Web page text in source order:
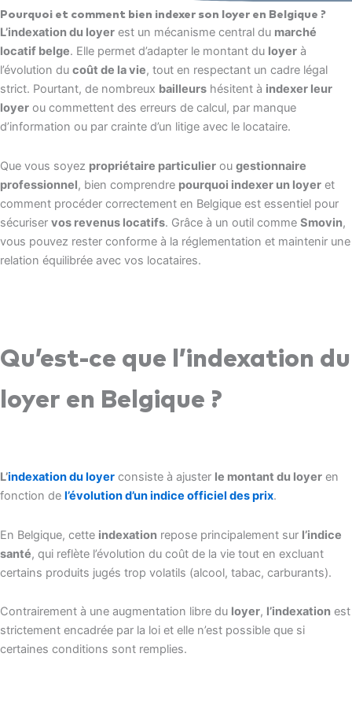
Pourquoi et comment bien indexer son loyer en Belgique ?
L’indexation du loyer est un mécanisme central du marché
locatif belge. Elle permet d’adapter le montant du loyer à
l’évolution du coût de la vie, tout en respectant un cadre légal
strict. Pourtant, de nombreux bailleurs hésitent à indexer leur
loyer ou commettent des erreurs de calcul, par manque
d’information ou par crainte d’un litige avec le locataire.
Que vous soyez propriétaire particulier ou gestionnaire
professionnel, bien comprendre pourquoi indexer un loyer et
comment procéder correctement en Belgique est essentiel pour
sécuriser vos revenus locatifs. Grâce à un outil comme Smovin,
vous pouvez rester conforme à la réglementation et maintenir une
relation équilibrée avec vos locataires.
Qu’est-ce que l’indexation du
loyer en Belgique ?
L’indexation du loyer consiste à ajuster le montant du loyer en
fonction de l’évolution d’un indice officiel des prix.
En Belgique, cette indexation repose principalement sur l’indice
santé, qui reflète l’évolution du coût de la vie tout en excluant
certains produits jugés trop volatils (alcool, tabac, carburants).
Contrairement à une augmentation libre du loyer, l’indexation est
strictement encadrée par la loi et elle n’est possible que si
certaines conditions sont remplies.